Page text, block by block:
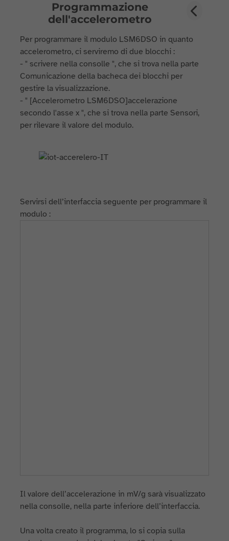
Programmazione
dell'accelerometro
Per programmare il modulo LSM6DSO in quanto
accelerometro, ci serviremo di due blocchi :
- " scrivere nella consolle ", che si trova nella parte
Comunicazione della bacheca dei blocchi per
gestire la visualizzazione.
- " [Accelerometro LSM6DSO]accelerazione
secondo l'asse x ", che si trova nella parte Sensori,
per rilevare il valore del modulo.
Servirsi dell’interfaccia seguente per programmare il
modulo :
Il valore dell’accelerazione in mV/g sarà visualizzato
nella consolle, nella parte inferiore dell’interfaccia.
Una volta creato il programma, lo si copia sulla